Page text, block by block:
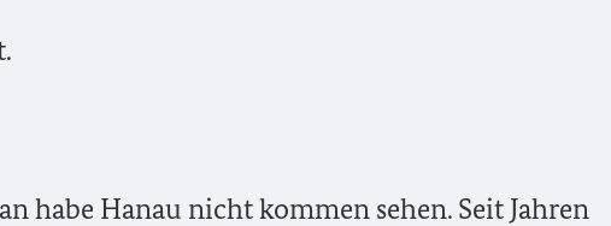
habe Hanau nicht kommen sehen. Seit Jahren